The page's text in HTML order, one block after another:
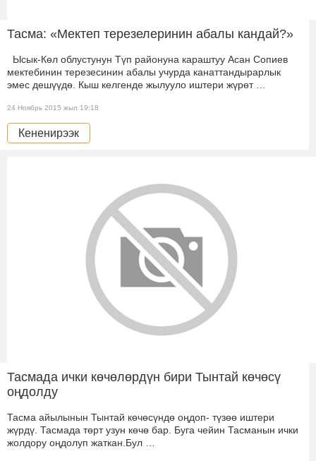
Тасма: «Мектеп терезелеринин абалы кандай?»
Ысык-Көл облустунун Түп районуна караштуу Асан Сопиев
мектебинин терезесинин абалы учурда канаттандырарлык
эмес дешүүдө. Кыш келгенде жылууло иштери жүрөт …
24 Ноябрь 2015 жыл 19:18
Кененирээк
Тасмада ички көчөлөрдүн бири Тынтай көчөсү
оңдолду
Тасма айылынын Тынтай көчөсүндө оңдоп- түзөө иштери
жүрдү. Тасмада төрт узун көчө бар. Буга чейин Тасманын ички
жолдору оңдолуп жаткан.Бул …